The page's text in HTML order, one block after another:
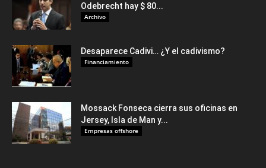
Odebrecht hay $ 80...
Archivo
Desaparece Cadivi… ¿Y el cadivismo?
Financiamiento
Mossack Fonseca cierra sus oficinas en
Jersey, Isla de Man y...
Empresas offshore